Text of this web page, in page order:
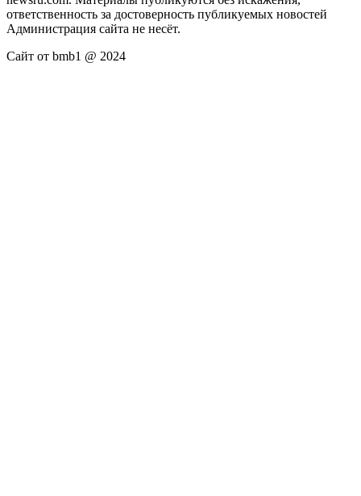
ответственность за достоверность публикуемых новостей
Администрация сайта не несёт.
Сайт от bmb1 @ 2024